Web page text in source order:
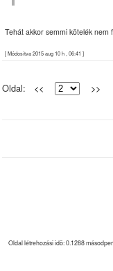
Tehát akkor semmi kötelék nem
[ Módosítva 2015 aug 10 h , 06:41 ]
Oldal: <<
>>
Oldal létrehozási idõ: 0.1288